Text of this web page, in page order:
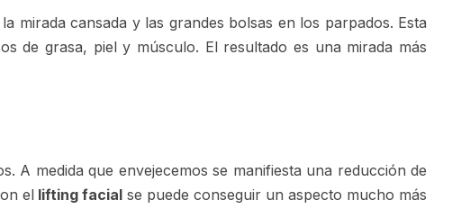
cansada y las grandes bolsas en los parpados. Esta
de grasa, piel y músculo. El resultado es una mirada más
A medida que envejecemos se manifiesta una reducción de
el lifting facial se puede conseguir un aspecto mucho más